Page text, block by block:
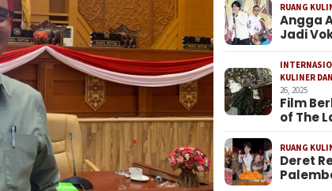
RUANG
Angga
Jadi
KULINER
26, 2025
Film
of The
RUANG
Deret